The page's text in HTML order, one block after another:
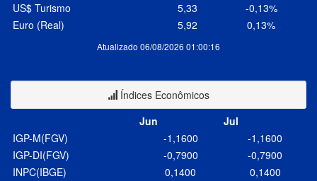
Atualizado 06/08/2026 01:00:16
US$ Turismo
5,33
-0,13%
Euro (Real)
5,92 0,13%
Índices Econômicos
Jun
Jul
IGP-M(FGV)
-1,1600
-1,1600
IGP-DI(FGV)
-0,7900
-0,7900
INPC(IBGE)
0,1400
0,1400